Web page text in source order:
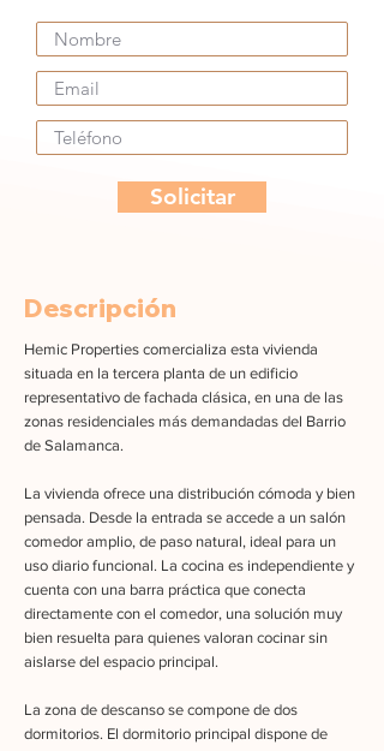
Solicitar
Descripción
Hemic Properties comercializa esta vivienda
situada en la tercera planta de un edificio
representativo de fachada clásica, en una de las
zonas residenciales más demandadas del Barrio
de Salamanca.
La vivienda ofrece una distribución cómoda y bien
pensada. Desde la entrada se accede a un salón
comedor amplio, de paso natural, ideal para un
uso diario funcional. La cocina es independiente y
cuenta con una barra práctica que conecta
directamente con el comedor, una solución muy
bien resuelta para quienes valoran cocinar sin
aislarse del espacio principal.
La zona de descanso se compone de dos
dormitorios. El dormitorio principal dispone de